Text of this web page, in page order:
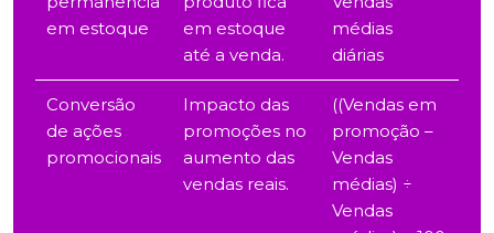
em estoque
em estoque
até a venda.
médias
diárias
Conversão
de ações
promocionais
Impacto das
promoções no
aumento das
vendas reais.
((Vendas em
promoção –
Vendas
médias) ÷
Vendas